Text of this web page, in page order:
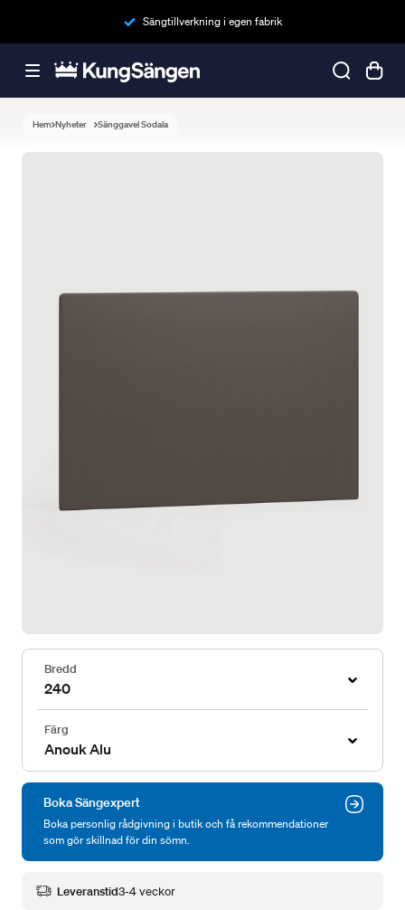
Sängtillverkning i egen fabrik
Hem Nyheter Sänggavel Sodala
Bredd
240
Färg
Anouk Alu
Boka Sängexpert
Boka personlig rådgivning i butik och få rekommendationer
som gör skillnad för din sömn.
Leveranstid3-4 veckor